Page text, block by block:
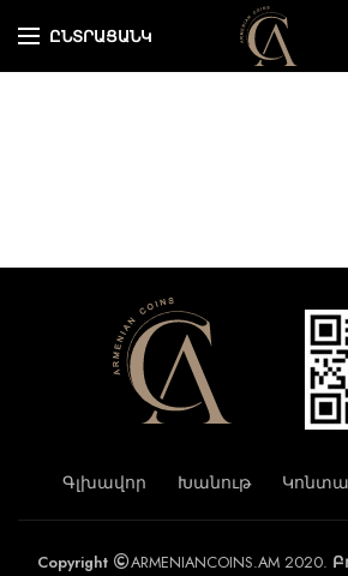
ԸՆՏՐԱՑԱՆԿ
Գլխավոր Խանութ
Copyright ARMENIANCOINS.AM 2020.